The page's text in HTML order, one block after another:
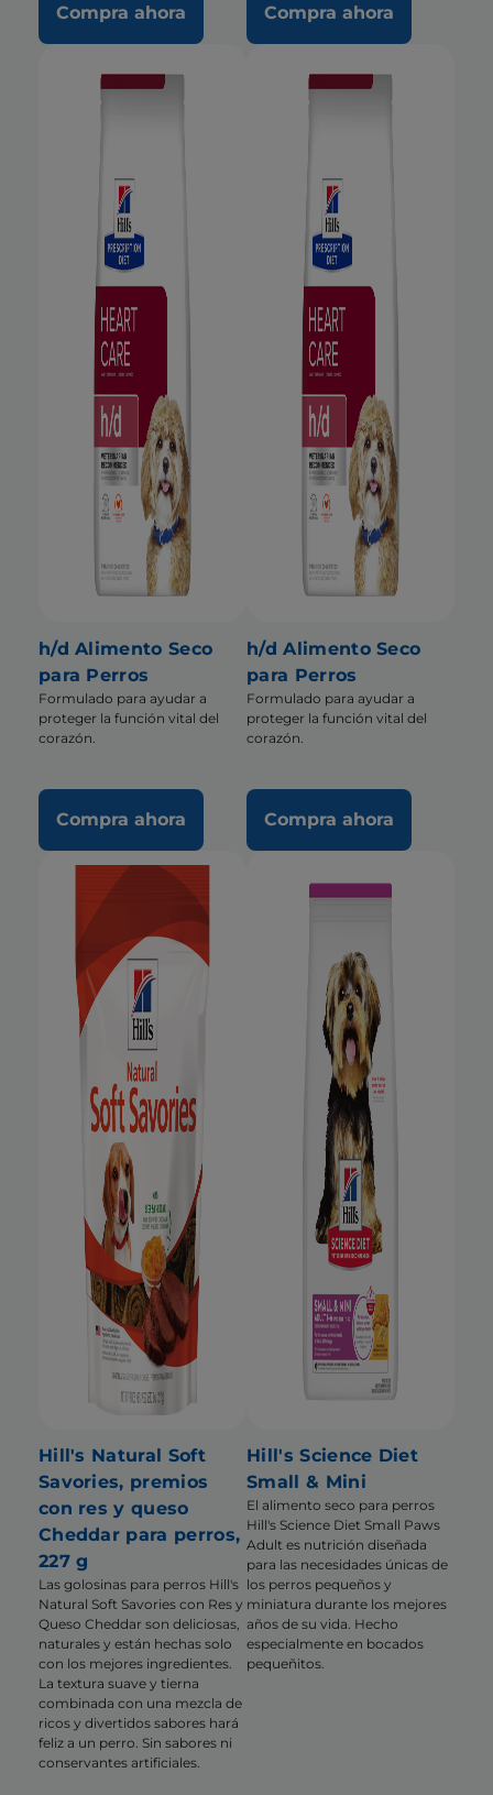
Compra ahora Compra ahora
h/d Alimento Seco
para Perros
Formulado para ayudar a
proteger la función vital del
corazón.
Compra ahora
h/d Alimento Seco
para Perros
Formulado para ayudar a
proteger la función vital del
corazón.
Compra ahora
Hill's Natural Soft
Savories, premios
con res y queso
Cheddar para perros,
227 g
Las golosinas para perros Hill's
Natural Soft Savories con Res y
Queso Cheddar son deliciosas,
naturales y están hechas solo
con los mejores ingredientes.
La textura suave y tierna
combinada con una mezcla de
ricos y divertidos sabores hará
feliz a un perro. Sin sabores ni
conservantes artificiales.
Hill's Science Diet
Small & Mini
El alimento seco para perros
Hill's Science Diet Small Paws
Adult es nutrición diseñada
para las necesidades únicas de
los perros pequeños y
miniatura durante los mejores
años de su vida. Hecho
especialmente en bocados
pequeñitos.